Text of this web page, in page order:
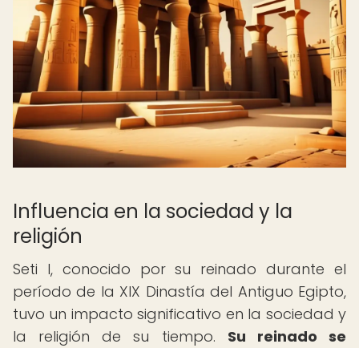
Influencia en la sociedad y la
religión
Seti I, conocido por su reinado durante el
período de la XIX Dinastía del Antiguo Egipto,
tuvo un impacto significativo en la sociedad y
la religión de su tiempo. Su reinado se